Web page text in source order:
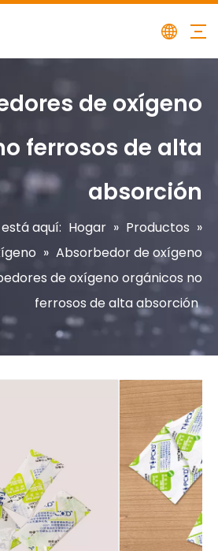
de oxígeno
ferrosos de alta
absorción
aquí: Hogar » Productos »
» Absorbedor de oxígeno
de oxígeno orgánicos no
ferrosos de alta absorción